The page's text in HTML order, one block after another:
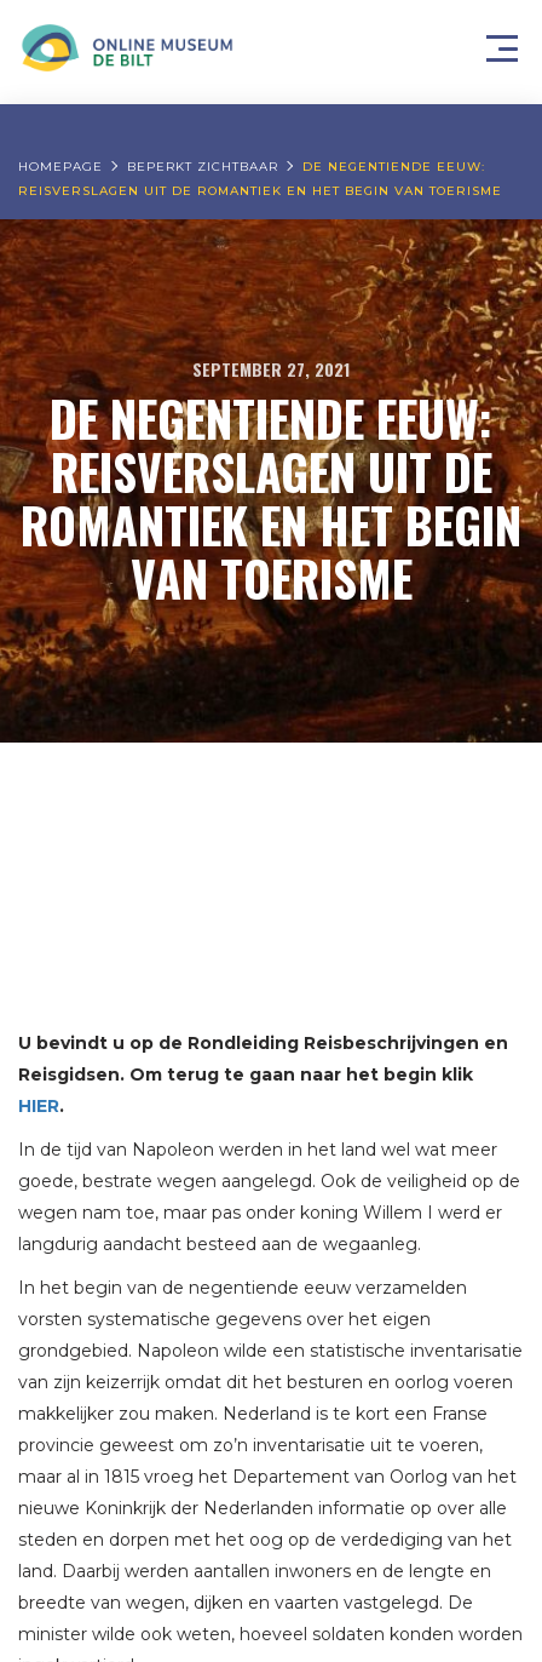
HOMEPAGE BEPERKT ZICHTBAAR
DE NEGENTIENDE EEUW:
REISVERSLAGEN UIT DE ROMANTIEK EN HET BEGIN VAN TOERISME
SEPTEMBER 27, 2021
DE NEGENTIENDE EEUW:
REISVERSLAGEN UIT DE
ROMANTIEK EN HET BEGIN
VAN TOERISME
U bevindt u op de Rondleiding Reisbeschrijvingen en
Reisgidsen. Om terug te gaan naar het begin klik
HIER.
In de tijd van Napoleon werden in het land wel wat meer
goede, bestrate wegen aangelegd. Ook de veiligheid op de
wegen nam toe, maar pas onder koning Willem I werd er
langdurig aandacht besteed aan de wegaanleg.
In het begin van de negentiende eeuw verzamelden
vorsten systematische gegevens over het eigen
grondgebied. Napoleon wilde een statistische inventarisatie
van zijn keizerrijk omdat dit het besturen en oorlog voeren
makkelijker zou maken. Nederland is te kort een Franse
provincie geweest om zo’n inventarisatie uit te voeren,
maar al in 1815 vroeg het Departement van Oorlog van het
nieuwe Koninkrijk der Nederlanden informatie op over alle
steden en dorpen met het oog op de verdediging van het
land. Daarbij werden aantallen inwoners en de lengte en
breedte van wegen, dijken en vaarten vastgelegd. De
minister wilde ook weten, hoeveel soldaten konden worden